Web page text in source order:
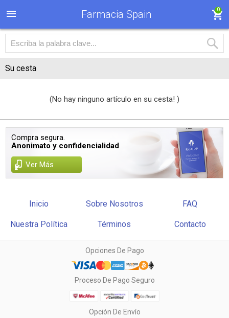
Farmacia Spain 0
Su cesta
(No hay ninguno artículo en su cesta! )
Compra segura.
Anonimato y confidencialidad
Ver Más
Inicio Sobre Nosotros FAQ
Nuestra Política Términos Contacto
Opciones De Pago
Proceso De Pago Seguro
Opción De Envío